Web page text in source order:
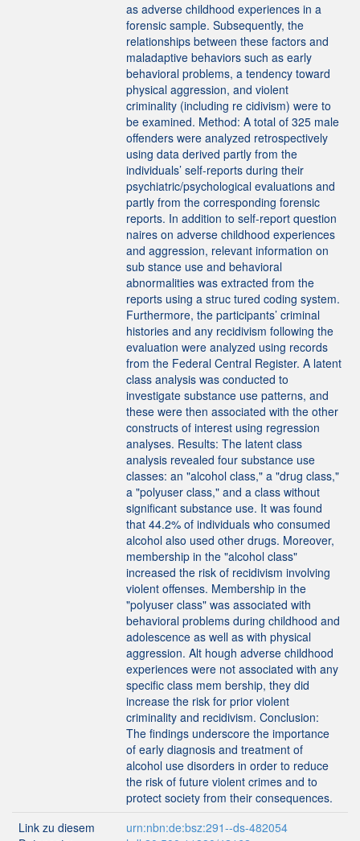
as adverse childhood experiences in a
forensic sample. Subsequently, the
relationships between these factors and
maladaptive behaviors such as early
behavioral problems, a tendency toward
physical aggression, and violent
criminality (including re cidivism) were to
be examined. Method: A total of 325 male
offenders were analyzed retrospectively
using data derived partly from the
individuals’ self-reports during their
psychiatric/psychological evaluations and
partly from the corresponding forensic
reports. In addition to self-report question
naires on adverse childhood experiences
and aggression, relevant information on
sub stance use and behavioral
abnormalities was extracted from the
reports using a struc tured coding system.
Furthermore, the participants’ criminal
histories and any recidivism following the
evaluation were analyzed using records
from the Federal Central Register. A latent
class analysis was conducted to
investigate substance use patterns, and
these were then associated with the other
constructs of interest using regression
analyses. Results: The latent class
analysis revealed four substance use
classes: an "alcohol class," a "drug class,"
a "polyuser class," and a class without
significant substance use. It was found
that 44.2% of individuals who consumed
alcohol also used other drugs. Moreover,
membership in the "alcohol class"
increased the risk of recidivism involving
violent offenses. Membership in the
"polyuser class" was associated with
behavioral problems during childhood and
adolescence as well as with physical
aggression. Alt hough adverse childhood
experiences were not associated with any
specific class mem bership, they did
increase the risk for prior violent
criminality and recidivism. Conclusion:
The findings underscore the importance
of early diagnosis and treatment of
alcohol use disorders in order to reduce
the risk of future violent crimes and to
protect society from their consequences.
Link zu diesem
urn:nbn:de:bsz:291--ds-482054